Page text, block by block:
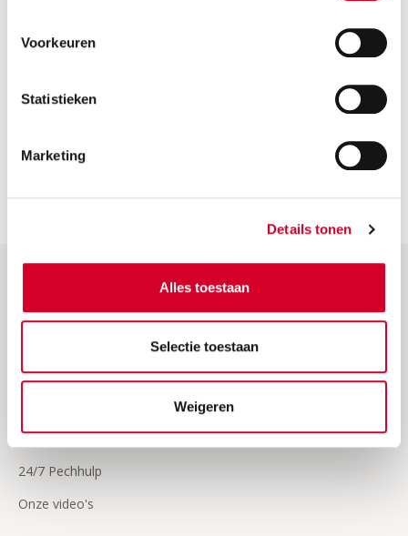
Voorkeuren
Statistieken
Marketing
Details tonen
Alles toestaan
Selectie toestaan
Weigeren
wagenpark standaard een trekhaak heeft. Reserveer
direct om zeker te zijn van jouw huurauto met
een auto met trekhaak, kan je contact opnemen met
ons callcenter via de chat of telefoonnummer 088 –
Frequently asked questions (EN)
Verzekeringen
24/7 Pechhulp
Onze video's